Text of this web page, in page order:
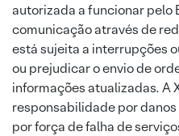
autorizada a funcionar pelo
comunicação através de
está sujeita a interrupções
ou prejudicar o envio de
informações atualizadas. A
responsabilidade por
por força de falha de